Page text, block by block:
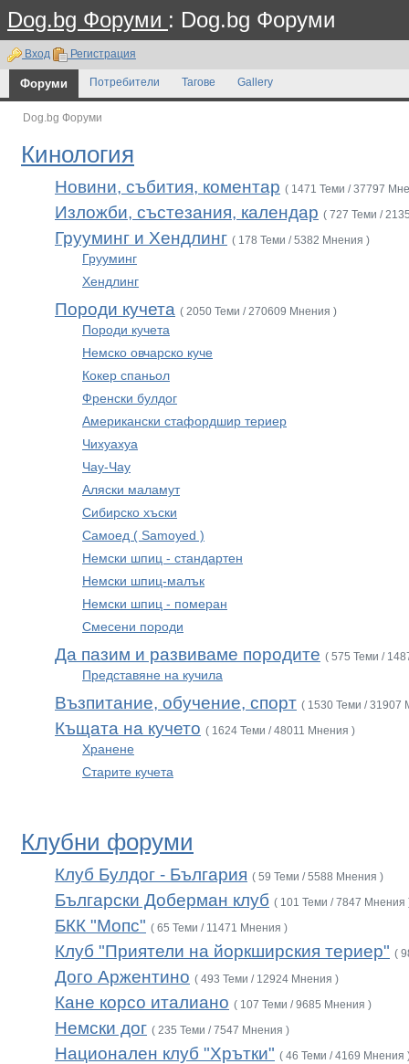
Dog.bg Форуми : Dog.bg Форуми
Вход Регистрация
Форуми Потребители Тагове Gallery
Dog.bg Форуми
Кинология
Новини, събития, коментар ( 1471 Теми / 37797
Изложби, състезания, календар ( 727 Теми /
Грууминг и Хендлинг ( 178 Теми / 5382 Мнения )
Грууминг
Хендлинг
Породи кучета ( 2050 Теми / 270609 Мнения )
Породи кучета
Немско овчарско куче
Кокер спаньол
Френски булдог
Американски стафордшир териер
Чихуахуа
Чау-Чау
Аляски маламут
Сибирско хъски
Самоед ( Samoyed )
Немски шпиц - стандартен
Немски шпиц-малък
Немски шпиц - померан
Смесени породи
Да пазим и развиваме породите ( 575 Теми /
Представяне на кучила
Възпитание, обучение, спорт ( 1530 Теми / 31907
Къщата на кучето ( 1624 Теми / 48011 Мнения )
Хранене
Старите кучета
Клубни форуми
Клуб Булдог - България ( 59 Теми / 5588 Мнения )
Български Доберман клуб ( 101 Теми / 7847 Мнения
БКК "Мопс" ( 65 Теми / 11471 Мнения )
Клуб "Приятели на йоркширския териер" (
Дого Аржентино ( 493 Теми / 12924 Мнения )
Кане корсо италиано ( 107 Теми / 9685 Мнения )
Немски дог ( 235 Теми / 7547 Мнения )
Национален клуб "Хрътки" ( 46 Теми / 4169 Мнения